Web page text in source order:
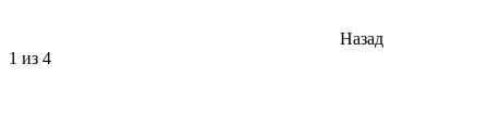
Назад
1 из 4